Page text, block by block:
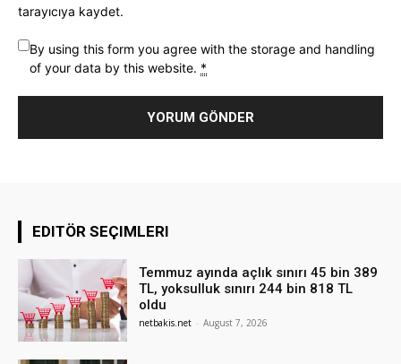
tarayıcıya kaydet.
By using this form you agree with the storage and handling
of your data by this website. *
EDITÖR SEÇIMLERI
Temmuz ayında açlık sınırı 45 bin 389
TL, yoksulluk sınırı 244 bin 818 TL
oldu
netbakis.net - August 7, 2026